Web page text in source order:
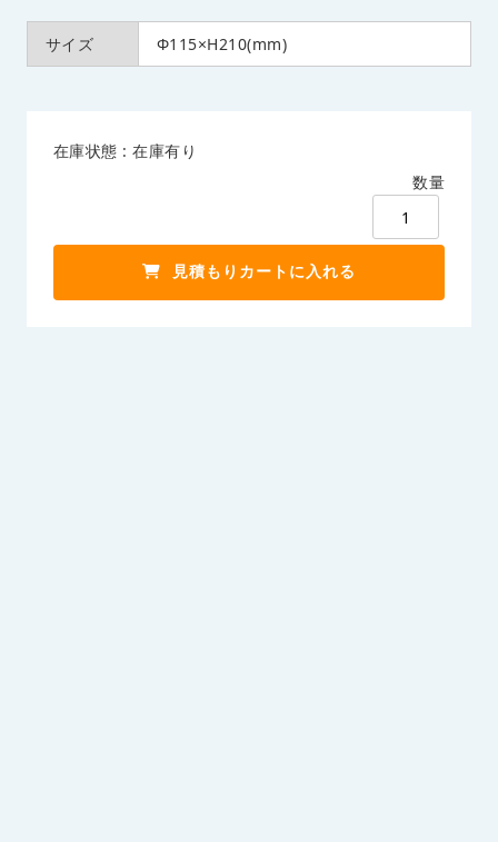
サイズ Φ115×H210(mm)
在庫状態 : 在庫有り
数量